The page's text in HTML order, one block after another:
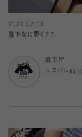
2026.07.08
靴下なに履く？？
靴下屋
エスパル仙台